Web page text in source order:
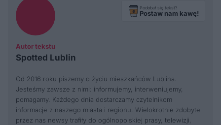
Autor tekstu
Spotted Lublin
Podobał się tekst?
Postaw nam kawę!
Od 2016 roku piszemy o życiu mieszkańców Lublina.
Jesteśmy zawsze z nimi: informujemy, interweniujemy,
pomagamy. Każdego dnia dostarczamy czytelnikom
informacje z naszego miasta i regionu. Wielokrotnie zdobyte
przez nas newsy trafiły do ogólnopolskiej prasy, telewizji,